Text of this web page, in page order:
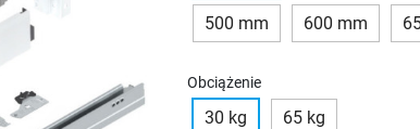
500 mm 600 mm
Obciążenie
30 kg 65 kg